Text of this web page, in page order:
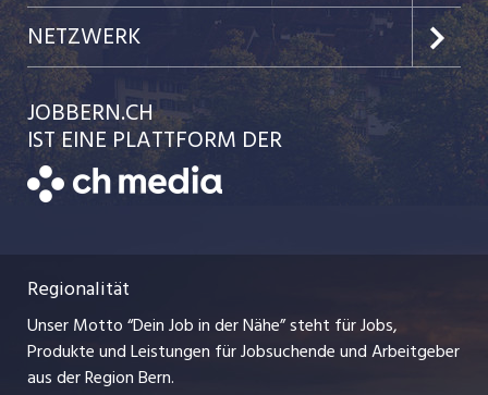
Jobs in der Stadt Biel
Festanstellungen
Temporäre Jobs
Freelance Jobs
Ferienjobs
Management / Kader-Jobs
Kundenlogin
Einzelinserat disponieren
Schnittstelle
Bewerber-Cockpit
Team
Ratgeber
AGB
Datenschutzerklärung
Impressum
Stellenmeldepflicht
NETZWERK
jobbasel.ch
jobmittelland.ch
zentraljob.ch
myjob.ch
jobzüri.ch
JOBBERN.CH
IST EINE PLATTFORM DER
Regionalität
Unser Motto “Dein Job in der Nähe” steht für Jobs,
Produkte und Leistungen für Jobsuchende und Arbeitgeber
aus der Region Bern.